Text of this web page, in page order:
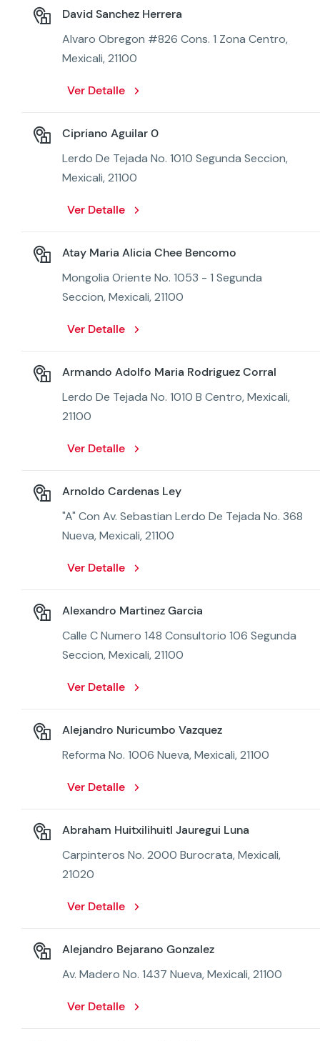
David Sanchez Herrera
Alvaro Obregon #826 Cons. 1 Zona Centro,
Mexicali, 21100
Ver Detalle
Cipriano Aguilar 0
Lerdo De Tejada No. 1010 Segunda Seccion,
Mexicali, 21100
Ver Detalle
Atay Maria Alicia Chee Bencomo
Mongolia Oriente No. 1053 - 1 Segunda
Seccion, Mexicali, 21100
Ver Detalle
Armando Adolfo Maria Rodriguez Corral
Lerdo De Tejada No. 1010 B Centro, Mexicali,
21100
Ver Detalle
Arnoldo Cardenas Ley
"A" Con Av. Sebastian Lerdo De Tejada No. 368
Nueva, Mexicali, 21100
Ver Detalle
Alexandro Martinez Garcia
Calle C Numero 148 Consultorio 106 Segunda
Seccion, Mexicali, 21100
Ver Detalle
Alejandro Nuricumbo Vazquez
Reforma No. 1006 Nueva, Mexicali, 21100
Ver Detalle
Abraham Huitxilihuitl Jauregui Luna
Carpinteros No. 2000 Burocrata, Mexicali,
21020
Ver Detalle
Alejandro Bejarano Gonzalez
Av. Madero No. 1437 Nueva, Mexicali, 21100
Ver Detalle